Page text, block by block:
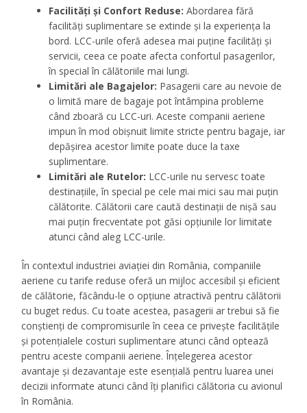
Facilități și Confort Reduse: Abordarea fără
facilități suplimentare se extinde și la experiența la
bord. LCC-urile oferă adesea mai puține facilități și
servicii, ceea ce poate afecta confortul pasagerilor,
în special în călătoriile mai lungi.
Limitări ale Bagajelor: Pasagerii care au nevoie de
o limită mare de bagaje pot întâmpina probleme
când zboară cu LCC-uri. Aceste companii aeriene
impun în mod obișnuit limite stricte pentru bagaje, iar
depășirea acestor limite poate duce la taxe
suplimentare.
Limitări ale Rutelor: LCC-urile nu servesc toate
destinațiile, în special pe cele mai mici sau mai puțin
călătorite. Călătorii care caută destinații de nișă sau
mai puțin frecventate pot găsi opțiunile lor limitate
atunci când aleg LCC-urile.
În contextul industriei aviației din România, companiile
aeriene cu tarife reduse oferă un mijloc accesibil și eficient
de călătorie, făcându-le o opțiune atractivă pentru călătorii
cu buget redus. Cu toate acestea, pasagerii ar trebui să fie
conștienți de compromisurile în ceea ce privește facilitățile
și potențialele costuri suplimentare atunci când optează
pentru aceste companii aeriene. Înțelegerea acestor
avantaje și dezavantaje este esențială pentru luarea unei
decizii informate atunci când îți planifici călătoria cu avionul
în România.